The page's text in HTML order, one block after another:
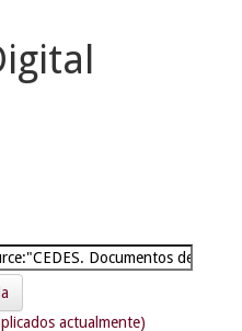
actualmente)